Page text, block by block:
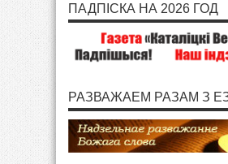
ПАДПІСКА НА 2026 ГОД
РАЗВАЖАЕМ РАЗАМ З